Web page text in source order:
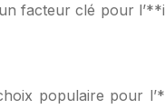
facteur clé pour
populaire pour